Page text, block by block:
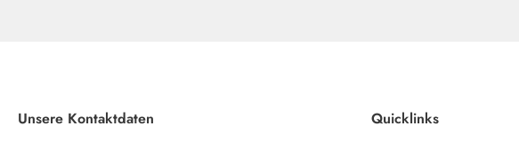
Unsere Kontaktdaten
Quicklinks